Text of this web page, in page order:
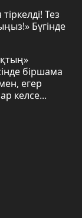
Тез
Бүгінде
біршама
егер
келсе...